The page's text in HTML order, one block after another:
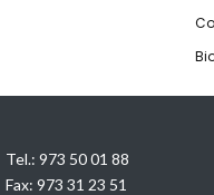
Tel.: 973 50 01 88
Fax: 973 31 23 51